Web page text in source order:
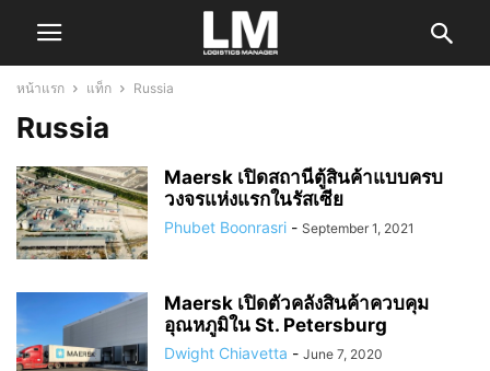
หน้าแรก แท็ก Russia
Russia
Maersk เปิดสถานีตู้สินค้าแบบครบ
วงจรแห่งแรกในรัสเซีย
Phubet Boonrasri - September 1, 2021
Maersk เปิดตัวคลังสินค้าควบคุม
อุณหภูมิใน St. Petersburg
Dwight Chiavetta - June 7, 2020